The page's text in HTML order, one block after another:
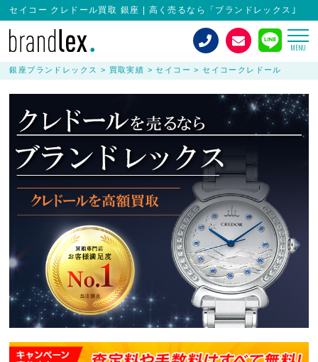
セイコー クレドール買取 銀座 | 高く売るなら「ブランドレックス｣
MENU
銀座ブランドレックス > 買取実績 >セイコー >セイコークレドール